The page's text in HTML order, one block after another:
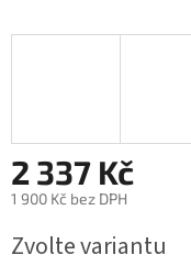
2 337 Kč
1 900 Kč bez DPH
cena:
Zvolte variantu